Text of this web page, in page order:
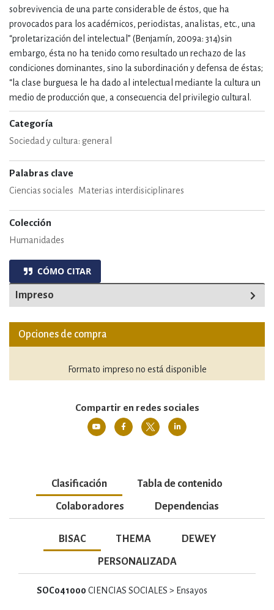
sobrevivencia de una parte considerable de éstos, que ha
provocados para los académicos, periodistas, analistas, etc., una
“proletarización del intelectual” (Benjamín, 2009a: 314)sin
embargo, ésta no ha tenido como resultado un rechazo de las
condiciones dominantes, sino la subordinación y defensa de éstas;
“la clase burguesa le ha dado al intelectual mediante la cultura un
medio de producción que, a consecuencia del privilegio cultural.
Categoría
Sociedad y cultura: general
Palabras clave
Ciencias sociales Materias interdisiciplinares
Colección
Humanidades
CÓMO CITAR
Impreso
Opciones de compra
Formato impreso no está disponible
Compartir en redes sociales
Clasificación Tabla de contenido
Colaboradores Dependencias
BISAC THEMA DEWEY
PERSONALIZADA
SOC041000 CIENCIAS SOCIALES > Ensayos